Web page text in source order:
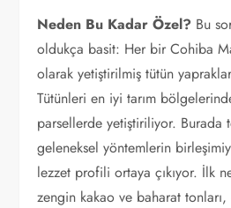
Neden Bu Kadar Özel? Bu
oldukça basit: Her bir Cohiba
olarak yetiştirilmiş tütün
Tütünleri en iyi tarım
parsellerde yetiştiriliyor. Burada
geleneksel yöntemlerin
lezzet profili ortaya çıkıyor. İlk
zengin kakao ve baharat